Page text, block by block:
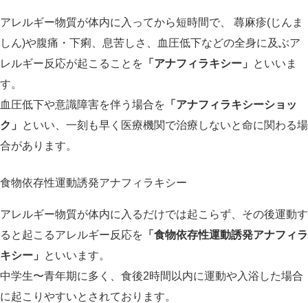
アレルギー物質が体内に入ってから短時間で、 蕁麻疹(じんま
しん)や腹痛・下痢、息苦しさ、血圧低下などの全身に及ぶア
レルギー反応が起こることを 「アナフィラキシー」
といいま
す。
血圧低下や意識障害を伴う場合を 「アナフィラキシーショッ
ク」
といい、一刻も早く医療機関で治療しないと命に関わる場
合があります。
食物依存性運動誘発アナフィラキシー
アレルギー物質が体内に入るだけでは起こらず、その後運動す
ると起こるアレルギー反応を 「食物依存性運動誘発アナフィラ
キシー」
といいます。
中学生〜青年期に多く、食後2時間以内に運動や入浴した場合
に起こりやすいとされております。